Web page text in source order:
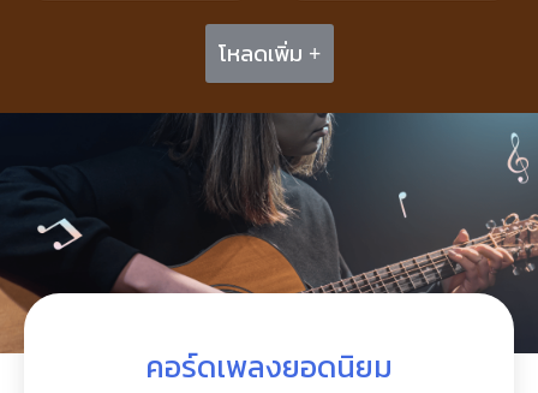
โหลดเพิ่ม +
คอร์ดเพลงยอดนิยม